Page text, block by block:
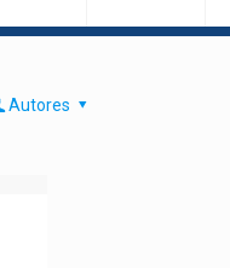
Autores